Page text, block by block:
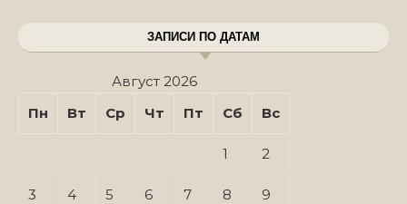
ЗАПИСИ ПО ДАТАМ
Август 2026
Пн
Вт Ср Чт Пт Сб Вс
1 2
3 4 5 6 7 8 9